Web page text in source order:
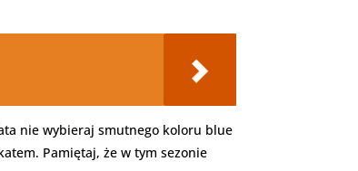
nie wybieraj smutnego koloru blue
Pamiętaj, że w tym sezonie